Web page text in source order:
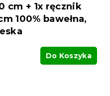
cm + 1x ręcznik
100% bawełna,
Do Koszyka